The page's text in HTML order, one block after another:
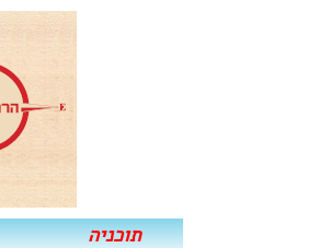
תוכניה